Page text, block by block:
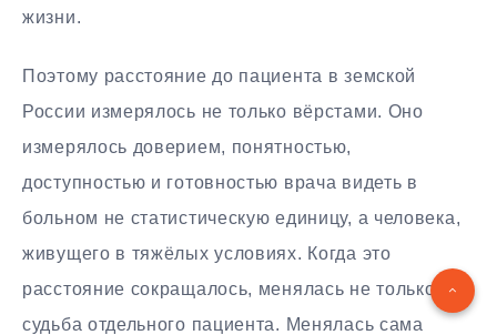
жизни.
Поэтому расстояние до пациента в земской
России измерялось не только вёрстами. Оно
измерялось доверием, понятностью,
доступностью и готовностью врача видеть в
больном не статистическую единицу, а человека,
живущего в тяжёлых условиях. Когда это
расстояние сокращалось, менялась не только
судьба отдельного пациента. Менялась сама